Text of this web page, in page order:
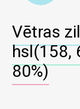
Vētras
hsl(158,
80%)